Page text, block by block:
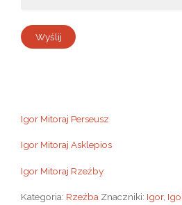
Igor Mitoraj Perseusz
Igor Mitoraj Asklepios
Igor Mitoraj Rzeźby
Kategoria: Rzeźba Znaczniki: Igor,